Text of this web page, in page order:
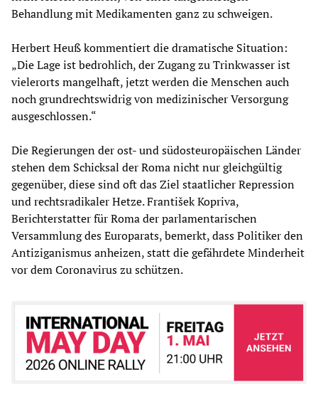
Behandlung mit Medikamenten ganz zu schweigen.
Herbert Heuß kommentiert die dramatische Situation:
„Die Lage ist bedrohlich, der Zugang zu Trinkwasser ist
vielerorts mangelhaft, jetzt werden die Menschen auch
noch grundrechtswidrig von medizinischer Versorgung
ausgeschlossen.“
Die Regierungen der ost- und südosteuropäischen Länder
stehen dem Schicksal der Roma nicht nur gleichgültig
gegenüber, diese sind oft das Ziel staatlicher Repression
und rechtsradikaler Hetze. František Kopriva,
Berichterstatter für Roma der parlamentarischen
Versammlung des Europarats, bemerkt, dass Politiker den
Antiziganismus anheizen, statt die gefährdete Minderheit
vor dem Coronavirus zu schützen.